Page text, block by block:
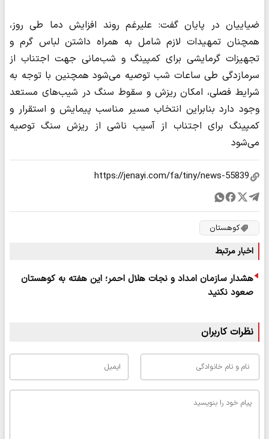
ضیاییان در پایان گفت: علیرغم روند افزایش دما طی روز،
همچنان تمهیدات لازم شامل به همراه داشتن لباس گرم و
تجهیزات گرمایشی برای کمپینگ و شب‌مانی جهت اجتناب از
سرمازدگی طی ساعات شب توصیه می‌شود همچنین با توجه به
شرایط فصلی، امکان ریزش و سقوط سنگ در شیب‌های مستعد
وجود دارد بنابراین انتخاب مسیر مناسب پیمایش و استقرار و
کمپینگ برای اجتناب از آسیب ناشی از ریزش سنگ توصیه
می‌شود
کوهستان
اخبار مرتبط
هشدار سازمان امداد و نجات هلال احمر؛ این هفته به کوهستان
صعود نکنید
نظرات کاربران